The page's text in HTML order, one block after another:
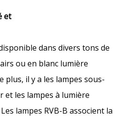
et
dans divers tons de
ou en blanc lumière
plus, il y a les lampes sous-
et les lampes à lumière
lampes RVB-B associent la